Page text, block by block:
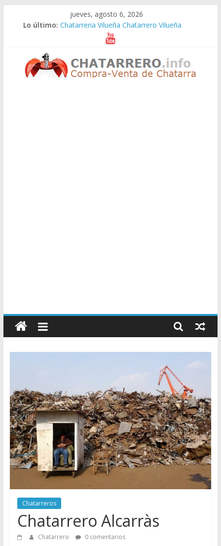
jueves, agosto 6, 2026
Lo último: Chatarreria Vilueña Chatarrero Vilueña
Chatarreria Zuera Chatarrero Zuera
Chatarreria Zaragoza Chatarrero Zaragoza
Chatarreria Zaida Chatarrero Zaida
Chatarreria Vistabella Chatarrero Vistabella
Chatarreros
–
de
Chatarra
Directorio
de
Chatarreros
vender
Chatarra
Chatarreros
Chatarrero Alcarràs
Chatarrero 0 comentarios